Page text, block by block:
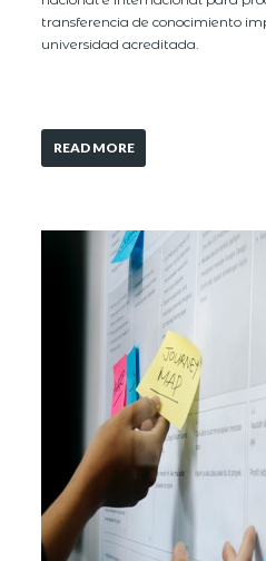
transferencia de conocimiento
universidad acreditada.
READ MORE